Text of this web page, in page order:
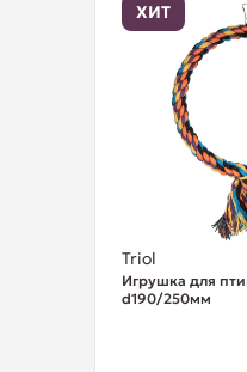
ХИТ
Triol
Игрушка для
d190/250мм